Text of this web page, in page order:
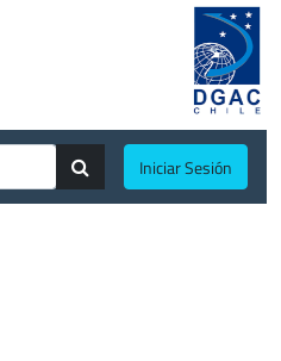
Iniciar Sesión